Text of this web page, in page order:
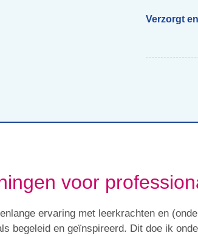
Verzorgt
voor
ervaring met leerkrachten en
begeleid en geïnspireerd. Dit doe ik